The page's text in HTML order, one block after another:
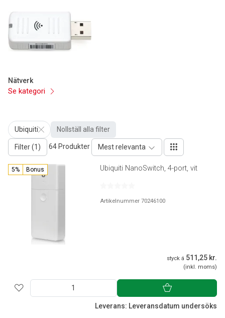
Nätverk
Se kategori
Ubiquiti Nollställ alla filter
Filter (1) 64 Produkter Mest relevanta
5% Bonus Ubiquiti NanoSwitch, 4-port, vit
Artikelnummer 70246100
styck á 511,25 kr.
(inkl. moms)
Leverans: Leveransdatum undersöks